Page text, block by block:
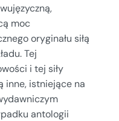
moc
oryginału siłą
Tej
i tej siły
inne, istniejące na
antologii